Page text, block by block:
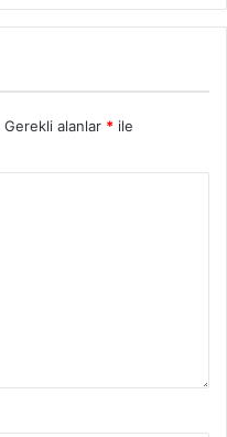
Gerekli alanlar * ile